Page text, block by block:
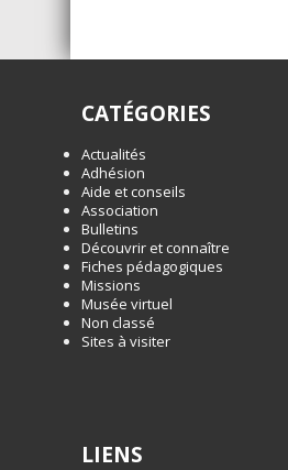
CATÉGORIES
Actualités
Adhésion
Aide et conseils
Association
Bulletins
Découvrir et connaître
Fiches pédagogiques
Missions
Musée virtuel
Non classé
Sites à visiter
LIENS